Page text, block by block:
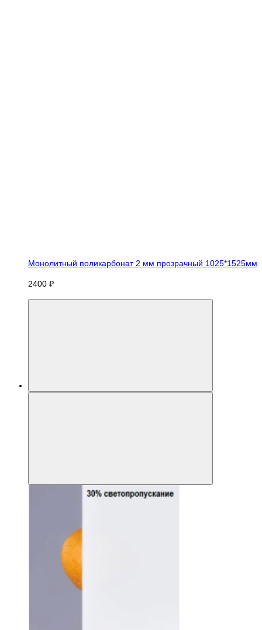
Монолитный поликарбонат 2 мм прозрачный 1025*1525мм
2400 ₽